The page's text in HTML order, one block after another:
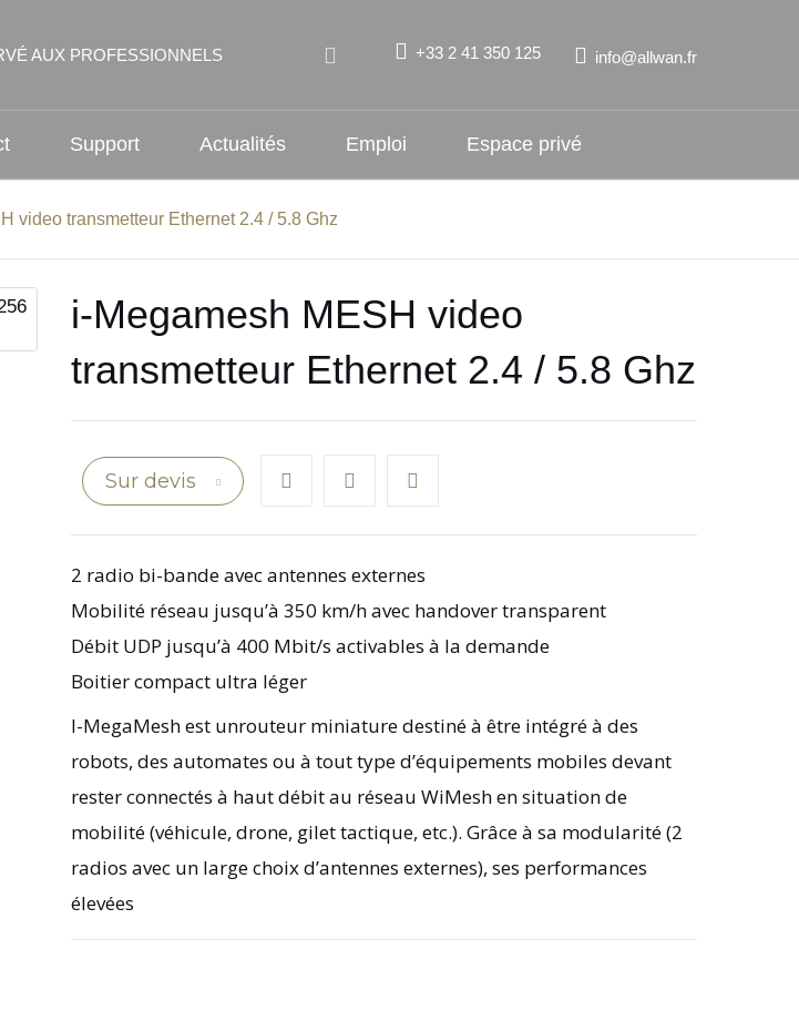
AUX PROFESSIONNELS +33 2 41 350 125 info@allwan.fr
Support Actualités Emploi Espace privé
video transmetteur Ethernet 2.4 / 5.8 Ghz
i-Megamesh MESH video
transmetteur Ethernet 2.4 / 5.8 Ghz
Sur devis
2 radio bi-bande avec antennes externes
Mobilité réseau jusqu’à 350 km/h avec handover transparent
Débit UDP jusqu’à 400 Mbit/s activables à la demande
Boitier compact ultra léger
I-MegaMesh est unrouteur miniature destiné à être intégré à des
robots, des automates ou à tout type d’équipements mobiles devant
rester connectés à haut débit au réseau WiMesh en situation de
mobilité (véhicule, drone, gilet tactique, etc.). Grâce à sa modularité (2
radios avec un large choix d’antennes externes), ses performances
élevées